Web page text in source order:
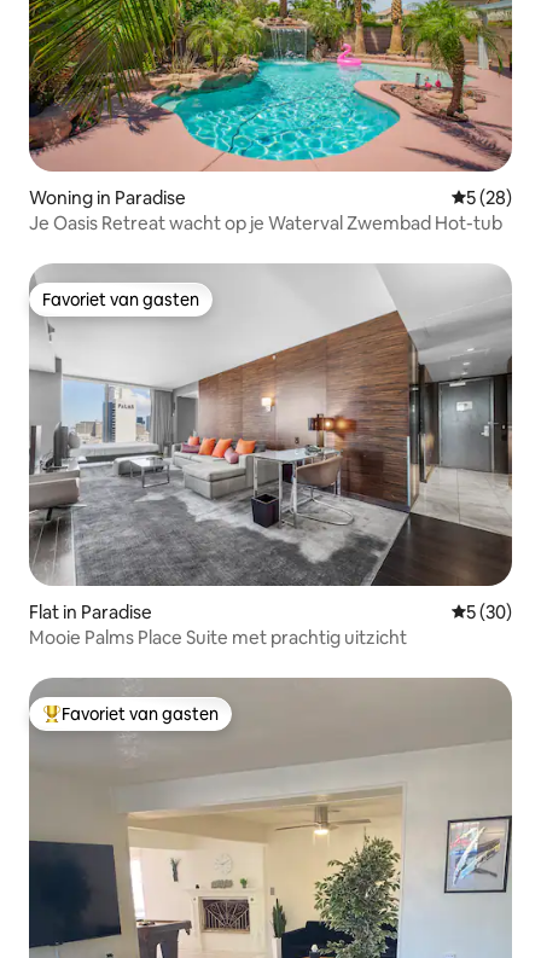
Woning in Paradise
5 (28)
Je Oasis Retreat wacht op je Waterval Zwembad Hot-tub
Favoriet van gasten
Favoriet van gasten
Flat in Paradise
5 (30)
Mooie Palms Place Suite met prachtig uitzicht
Topfavoriet van gasten
Favoriet van gasten